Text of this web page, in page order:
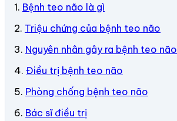
1. Bệnh teo não là gì
2. Triệu chứng của bệnh teo não
3. Nguyên nhân gây ra bệnh teo não
4. Điều trị bệnh teo não
5. Phòng chống bệnh teo não
6. Bác sĩ điều trị